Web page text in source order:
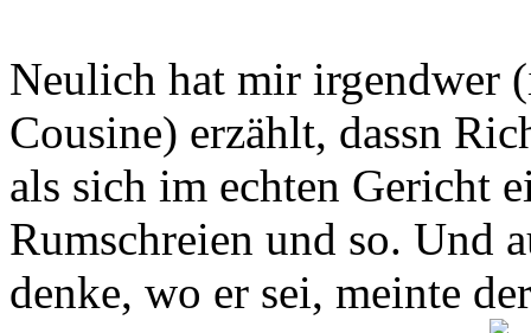
Neulich hat mir irgendwer
Cousine) erzählt, dassn
als sich im echten Gericht
Rumschreien und so. Und
denke, wo er sei, meinte